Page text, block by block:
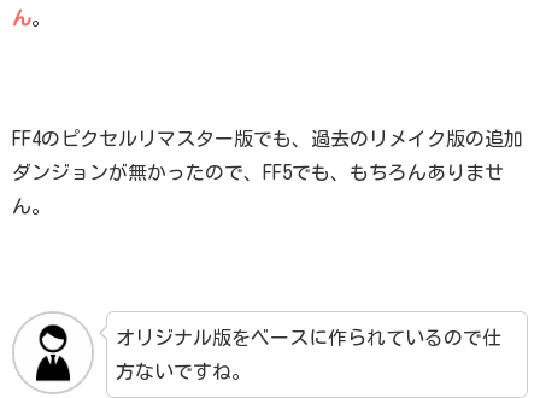
ん。
FF4のピクセルリマスター版でも、過去のリメイク版の追加
ダンジョンが無かったので、FF5でも、もちろんありませ
ん。
オリジナル版をベースに作られているので仕
方ないですね。